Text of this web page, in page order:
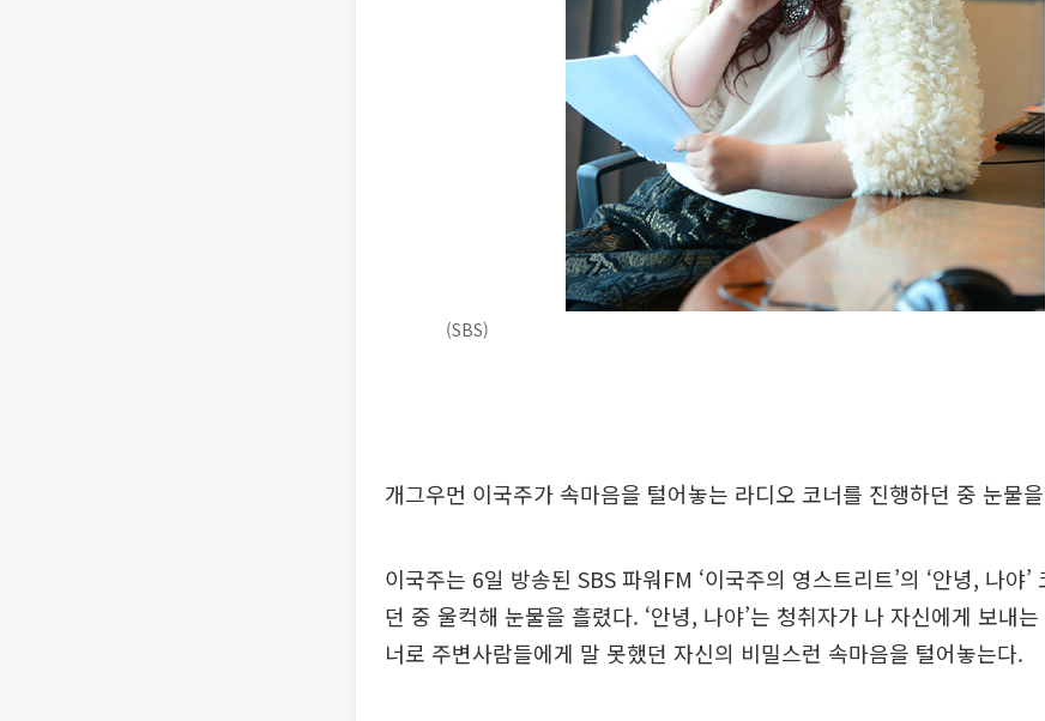
(SBS)
개그우먼 이국주가 속마음을 털어놓는 라디오 코너를 진행하던 중 눈물
이국주는 6일 방송된 SBS 파워FM ‘이국주의 영스트리트’의 ‘안녕, 나야’
던 중 울컥해 눈물을 흘렸다. ‘안녕, 나야’는 청취자가 나 자신에게 보내
너로 주변사람들에게 말 못했던 자신의 비밀스런 속마음을 털어놓는다.